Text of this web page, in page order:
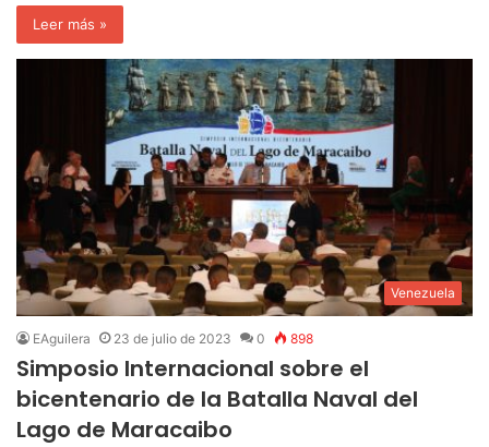
Leer más »
Venezuela
EAguilera 23 de julio de 2023 0 898
Simposio Internacional sobre el
bicentenario de la Batalla Naval del
Lago de Maracaibo